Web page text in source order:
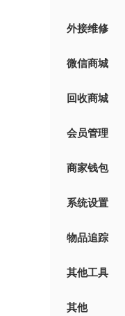
外接维修
微信商城
回收商城
会员管理
商家钱包
系统设置
物品追踪
其他工具
其他